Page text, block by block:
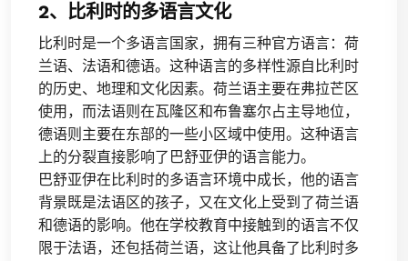
2、比利时的多语言文化
比利时是一个多语言国家，拥有三种官方语言：荷
兰语、法语和德语。这种语言的多样性源自比利时
的历史、地理和文化因素。荷兰语主要在弗拉芒区
使用，而法语则在瓦隆区和布鲁塞尔占主导地位，
德语则主要在东部的一些小区域中使用。这种语言
上的分裂直接影响了巴舒亚伊的语言能力。
巴舒亚伊在比利时的多语言环境中成长，他的语言
背景既是法语区的孩子，又在文化上受到了荷兰语
和德语的影响。他在学校教育中接触到的语言不仅
限于法语，还包括荷兰语，这让他具备了比利时多